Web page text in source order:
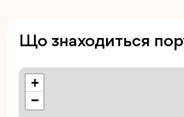
Що знаходиться
+
−